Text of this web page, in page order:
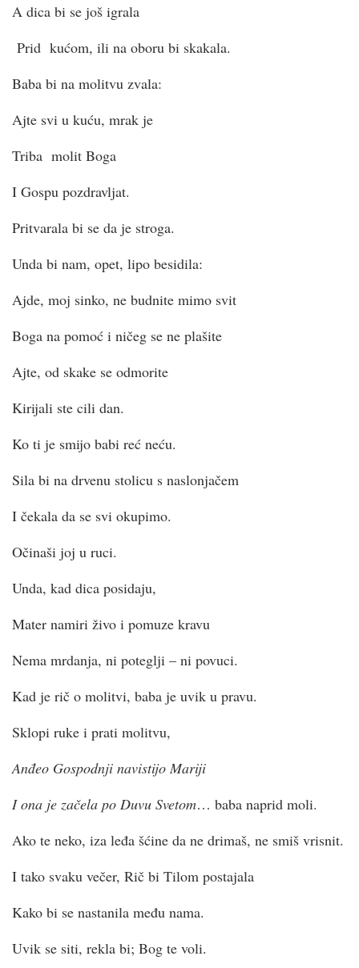
A dica bi se još igrala
Prid kućom, ili na oboru bi skakala.
Baba bi na molitvu zvala:
Ajte svi u kuću, mrak je
Triba molit Boga
I Gospu pozdravljat.
Pritvarala bi se da je stroga.
Unda bi nam, opet, lipo besidila:
Ajde, moj sinko, ne budnite mimo svit
Boga na pomoć i ničeg se ne plašite
Ajte, od skake se odmorite
Kirijali ste cili dan.
Ko ti je smijo babi reć neću.
Sila bi na drvenu stolicu s naslonjačem
I čekala da se svi okupimo.
Očinaši joj u ruci.
Unda, kad dica posidaju,
Mater namiri živo i pomuze kravu
Nema mrdanja, ni poteglji – ni povuci.
Kad je rič o molitvi, baba je uvik u pravu.
Sklopi ruke i prati molitvu,
Anđeo Gospodnji navistijo Mariji
I ona je začela po Duvu Svetom… baba naprid moli.
Ako te neko, iza leđa šćine da ne drimaš, ne smiš vrisnit.
I tako svaku večer, Rič bi Tilom postajala
Kako bi se nastanila među nama.
Uvik se siti, rekla bi; Bog te voli.